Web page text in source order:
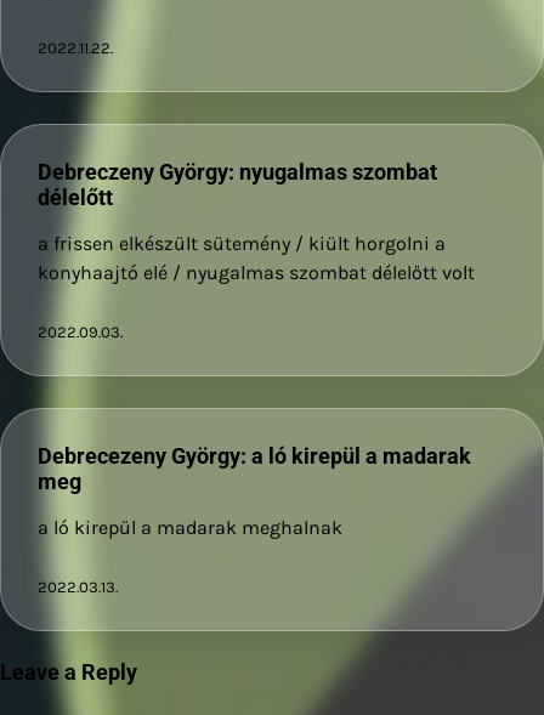
2022.11.22.
Debreczeny György: nyugalmas szombat
délelőtt
a frissen elkészült sütemény / kiült horgolni a
konyhaajtó elé / nyugalmas szombat délelőtt volt
2022.09.03.
Debrecezeny György: a ló kirepül a madarak
meg
a ló kirepül a madarak meghalnak
2022.03.13.
Leave a Reply